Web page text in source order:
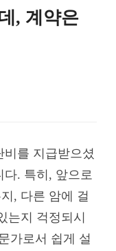
, 계약은
를 지급받으셨
. 특히, 앞으로
, 다른 암에 걸
는지 걱정되시
가로서 쉽게 설